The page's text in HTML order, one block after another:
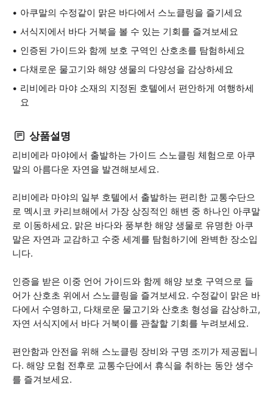
아쿠말의 수정같이 맑은 바다에서 스노클링을 즐기세요
서식지에서 바다 거북을 볼 수 있는 기회를 즐겨보세요
인증된 가이드와 함께 보호 구역인 산호초를 탐험하세요
다채로운 물고기와 해양 생물의 다양성을 감상하세요
리비에라 마야 소재의 지정된 호텔에서 편안하게 여행하세
요
상품설명
리비에라 마야에서 출발하는 가이드 스노클링 체험으로 아쿠
말의 아름다운 자연을 발견해보세요.
리비에라 마야의 일부 호텔에서 출발하는 편리한 교통수단으
로 멕시코 카리브해에서 가장 상징적인 해변 중 하나인 아쿠말
로 이동하세요. 맑은 바다와 풍부한 해양 생물로 유명한 아쿠
말은 자연과 교감하고 수중 세계를 탐험하기에 완벽한 장소입
니다.
인증을 받은 이중 언어 가이드와 함께 해양 보호 구역으로 들
어가 산호초 위에서 스노클링을 즐겨보세요. 수정같이 맑은 바
다에서 수영하고, 다채로운 물고기와 산호초 형성을 감상하고,
자연 서식지에서 바다 거북이를 관찰할 기회를 누려보세요.
편안함과 안전을 위해 스노클링 장비와 구명 조끼가 제공됩니
다. 해양 모험 전후로 교통수단에서 휴식을 취하는 동안 생수
를 즐겨보세요.